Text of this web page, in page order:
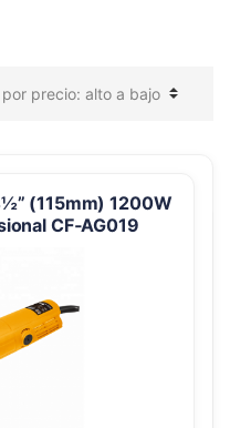
(115mm) 1200W
CF‑AG019